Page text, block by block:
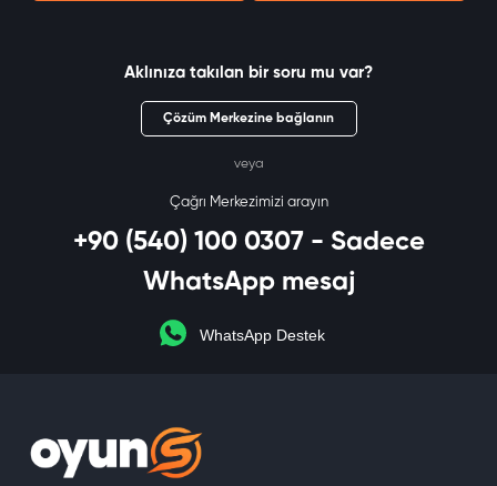
Aklınıza takılan bir soru mu var?
Çözüm Merkezine bağlanın
veya
Çağrı Merkezimizi arayın
+90 (540) 100 0307 - Sadece
WhatsApp mesaj
WhatsApp Destek